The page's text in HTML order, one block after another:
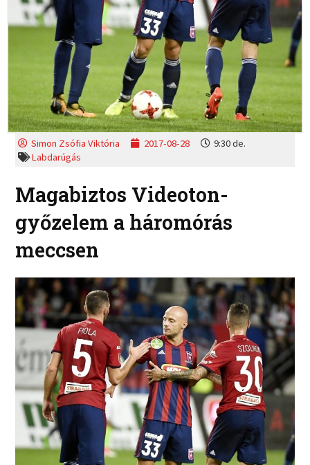
Simon Zsófia Viktória 2017-08-28
9:30 de.
Labdarúgás
Magabiztos Videoton-
győzelem a háromórás
meccsen